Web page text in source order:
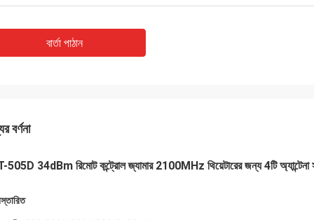
বার্তা পাঠান
বর্ণনা
505D 34dBm রিমোট কন্ট্রোল জ্যামার 2100MHz থিয়েটারের জন্য 4টি অ্যান্টেনা